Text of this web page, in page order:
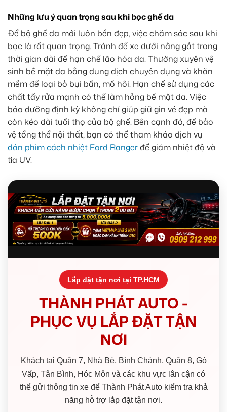
Những lưu ý quan trọng sau khi bọc ghế da
Để bộ ghế da mới luôn bền đẹp, việc chăm sóc sau khi
bọc là rất quan trọng. Tránh để xe dưới nắng gắt trong
thời gian dài để hạn chế lão hóa da. Thường xuyên vệ
sinh bề mặt da bằng dung dịch chuyên dụng và khăn
mềm để loại bỏ bụi bẩn, mồ hôi. Hạn chế sử dụng các
chất tẩy rửa mạnh có thể làm hỏng bề mặt da. Việc
bảo dưỡng định kỳ không chỉ giúp giữ gìn vẻ đẹp mà
còn kéo dài tuổi thọ của bộ ghế. Bên cạnh đó, để bảo
vệ tổng thể nội thất, bạn có thể tham khảo dịch vụ
dán phim cách nhiệt Ford Rangerđể giảm nhiệt độ và
tia UV.
Lắp đặt tận nơi tại TP.HCM
THÀNH PHÁT AUTO -
PHỤC VỤ LẮP ĐẶT TẬN
NƠI
Khách tại Quận 7, Nhà Bè, Bình Chánh, Quận 8, Gò
Vấp, Tân Bình, Hóc Môn và các khu vực lân cận có
thể gửi thông tin xe để Thành Phát Auto kiểm tra khả
năng hỗ trợ lắp đặt tận nơi.